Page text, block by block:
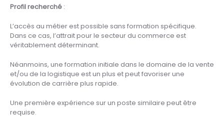
Profil recherché:
L’accès au métier est possible sans formation spécifique.
Dans ce cas, l’attrait pour le secteur du commerce est
véritablement déterminant.
Néanmoins, une formation initiale dans le domaine de la vente
et/ou de la logistique est un plus et peut favoriser une
évolution de carrière plus rapide.
Une première expérience sur un poste similaire peut être
requise.